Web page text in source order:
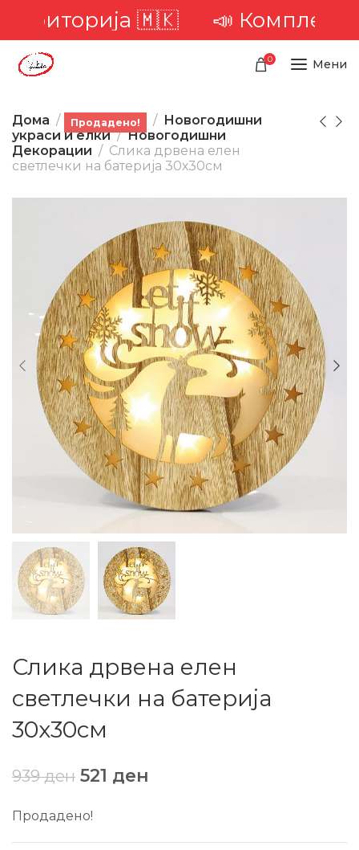
🇲🇰 📣 Комплетна
0 Мени
Дома Производи
Новогодишни
украси и елки
Новогодишни
Декорации
Слика дрвена елен
светлечки на батерија 30х30см
Продадено!
Слика дрвена елен
светлечки на батерија
30х30см
939ден 521 ден
Продадено!